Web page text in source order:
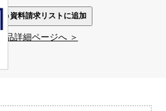
資料請求リストに追加
製品詳細ページへ ＞